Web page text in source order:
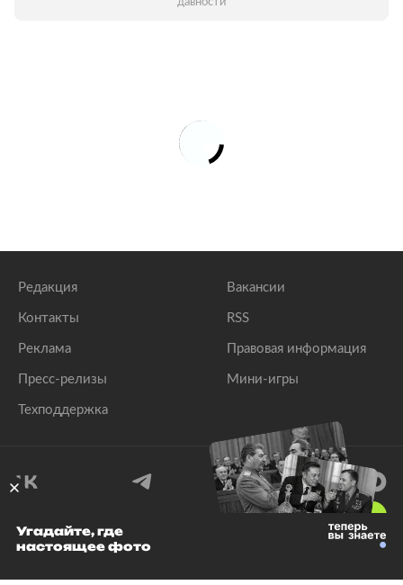
Редакция
Контакты
Реклама
Пресс-релизы
Техподдержка
Вакансии
RSS
Правовая информация
Мини-игры
© 1999–2026 Все права защищены.
Угадайте, где
настоящее фото